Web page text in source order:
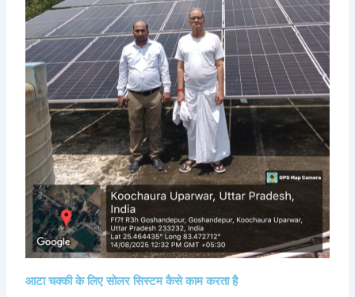
आटा चक्की के लिए सोलर सिस्टम कैसे काम करता है